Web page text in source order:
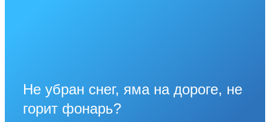
Не убран снег, яма на дороге, не
горит фонарь?